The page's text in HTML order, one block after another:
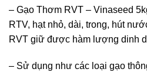
– Gạo Thơm RVT – Vinaseed
RTV, hạt nhỏ, dài, trong, hút
RVT giữ được hàm lượng dinh
– Sử dụng như các loại gạo